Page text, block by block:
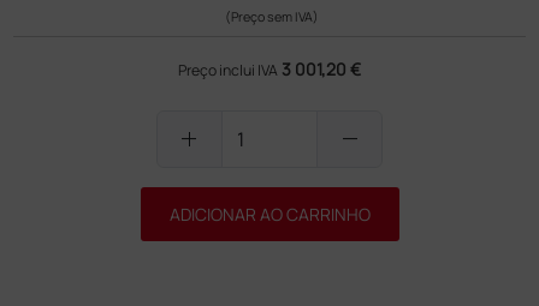
(Preço sem IVA)
Preço inclui IVA 3 001,20 €
add remove
ADICIONAR AO CARRINHO